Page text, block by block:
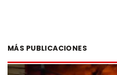
MÁS PUBLICACIONES